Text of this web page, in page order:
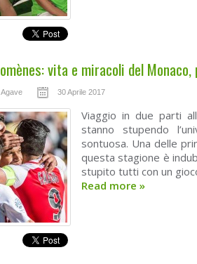
vita e miracoli del Monaco,
30 Aprile 2017
Viaggio in due parti
stanno stupendo
sontuosa. Una delle
questa stagione è
stupito tutti con un
Read more »